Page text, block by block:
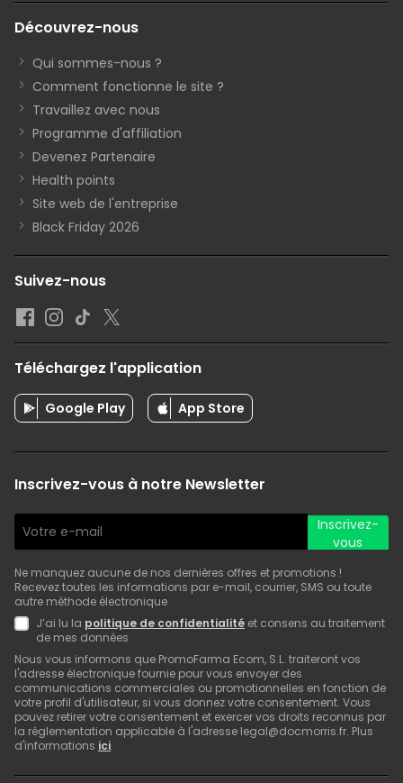
Découvrez-nous
Qui sommes-nous ?
Comment fonctionne le site ?
Travaillez avec nous
Programme d'affiliation
Devenez Partenaire
Health points
Site web de l'entreprise
Black Friday 2026
Suivez-nous
Téléchargez l'application
Google Play App Store
Inscrivez-vous à notre Newsletter
Inscrivez-
vous
Ne manquez aucune de nos dernières offres et promotions !
Recevez toutes les informations par e-mail, courrier, SMS ou toute
autre méthode électronique
J’ai lu la politique de confidentialité et consens au traitement
de mes données
Nous vous informons que PromoFarma Ecom, S.L. traiteront vos
l'adresse électronique fournie pour vous envoyer des
communications commerciales ou promotionnelles en fonction de
votre profil d'utilisateur, si vous donnez votre consentement. Vous
pouvez retirer votre consentement et exercer vos droits reconnus par
la réglementation applicable à l'adresse legal@docmorris.fr. Plus
d'informations ici.